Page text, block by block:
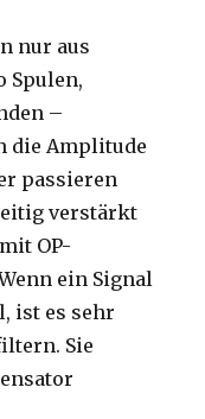
nur aus
Spulen,
–
die Amplitude
passieren
verstärkt
OP-
ein Signal
ist es sehr
Sie